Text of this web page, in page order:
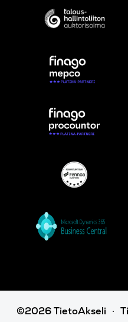
©2026 TietoAkseli